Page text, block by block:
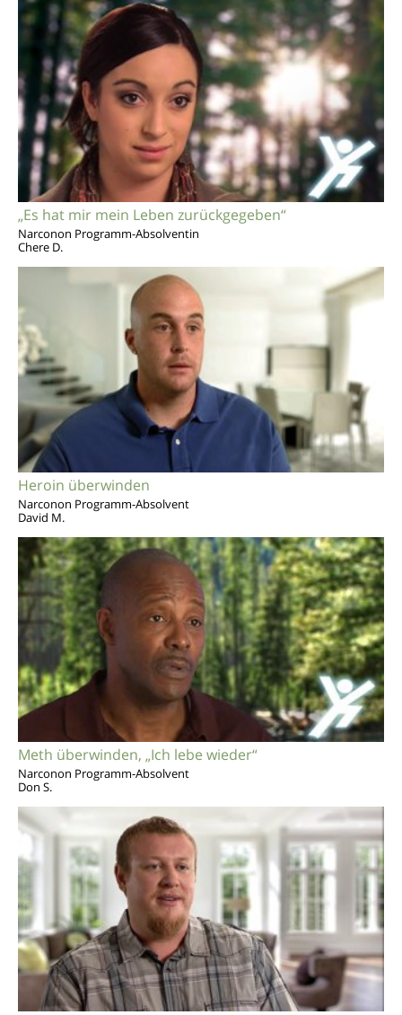
„Es hat mir mein Leben zurückgegeben“
Narconon Programm-Absolventin
Chere D.
Heroin überwinden
Narconon Programm-Absolvent
David M.
Meth überwinden, „Ich lebe wieder“
Narconon Programm-Absolvent
Don S.